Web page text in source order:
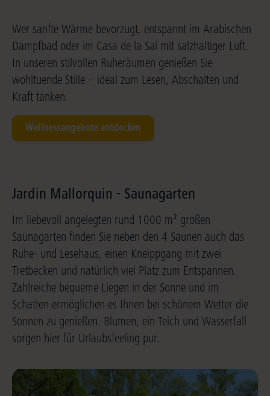
Wer sanfte Wärme bevorzugt, entspannt im Arabischen
Dampfbad oder im Casa de la Sal mit salzhaltiger Luft.
In unseren stilvollen Ruheräumen genießen Sie
wohltuende Stille – ideal zum Lesen, Abschalten und
Kraft tanken.
Wellnessangebote entdecken
Jardin Mallorquin - Saunagarten
Im liebevoll angelegten rund 1000 m² großen
Saunagarten finden Sie neben den 4 Saunen auch das
Ruhe- und Lesehaus, einen Kneippgang mit zwei
Tretbecken und natürlich viel Platz zum Entspannen.
Zahlreiche bequeme Liegen in der Sonne und im
Schatten ermöglichen es Ihnen bei schönem Wetter die
Sonnen zu genießen. Blumen, ein Teich und Wasserfall
sorgen hier für Urlaubsfeeling pur.